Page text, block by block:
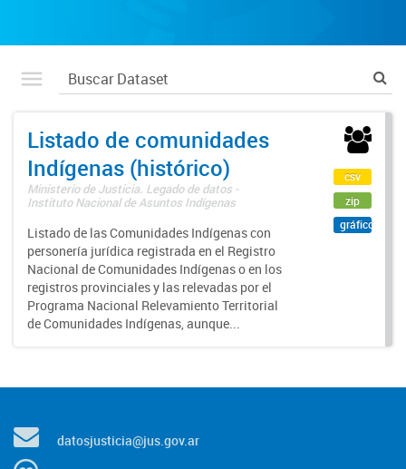
Listado de comunidades
Indígenas (histórico)
Ministerio de Justicia. Legado de datos -
Instituto Nacional de Asuntos Indígenas
Listado de las Comunidades Indígenas con
personería jurídica registrada en el Registro
Nacional de Comunidades Indígenas o en los
registros provinciales y las relevadas por el
Programa Nacional Relevamiento Territorial
de Comunidades Indígenas, aunque...
csv
zip
gráfico
datosjusticia@jus.gov.ar